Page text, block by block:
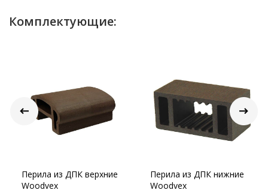
Комплектующие:
Перила из ДПК верхние
Woodvex
Перила из ДПК нижние
Woodvex